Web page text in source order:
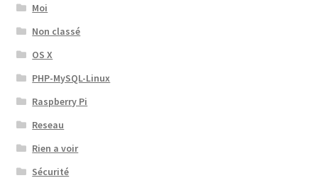
Moi
Non classé
OS X
PHP-MySQL-Linux
Raspberry Pi
Reseau
Rien a voir
Sécurité